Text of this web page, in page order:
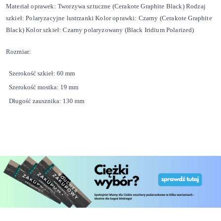
Materiał oprawek: Tworzywa sztuczne (Cerakote Graphite Black) Rodzaj
szkieł: Polaryzacyjne lustrzanki Kolor oprawki: Czarny (Cerakote Graphite
Black) Kolor szkieł: Czarny polaryzowany (Black Iridium Polarized)
Rozmiar:
Szerokość szkieł: 60 mm
Szerokość mostka: 19 mm
Długość zausznika: 130 mm